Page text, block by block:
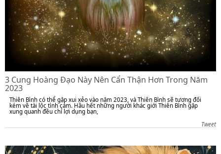
3 Cung Hoàng Đạo Này Nên Cẩn Thận Hơn Trong Năm
2023
Thiên Bình có thể gặp xui xẻo vào năm 2023, và Thiên Bình sẽ tương đối
kém về tài lộc tình cảm. Hầu hết những người khác giới Thiên Bình gặp
xung quanh đều chỉ lợi dụng bạn,
Tweet